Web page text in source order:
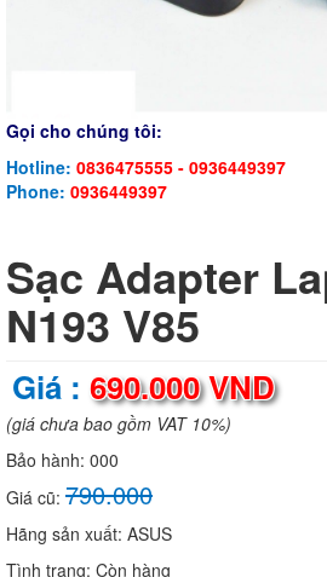
Gọi cho chúng tôi:
Hotline: 0836475555 - 0936449397
Phone: 0936449397
Sạc Adapter
N193 V85
Giá : 690.000 VND
(giá chưa bao gồm VAT 10%)
Bảo hành: 000
Giá cũ: 790.000
Hãng sản xuất: ASUS
Tình trạng: Còn hàng